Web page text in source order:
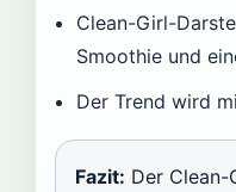
Clean-Girl-
Smoothie und
Der Trend wird
Fazit: Der